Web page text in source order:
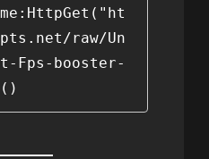
raw/Un
Fps-booster-